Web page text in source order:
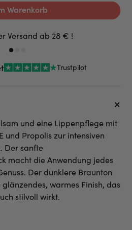
Warenkorb
Versand ab 28 € !
Trustpilot
und eine Lippenpflege mit
und Propolis zur intensiven
Der sanfte
macht die Anwendung jedes
Der dunklere Braunton
warmes Finish, das
stilvoll wirkt.